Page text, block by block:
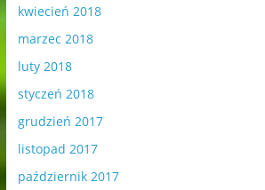
kwiecień 2018
marzec 2018
luty 2018
styczeń 2018
grudzień 2017
listopad 2017
październik 2017